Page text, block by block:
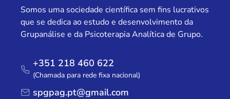
Somos uma sociedade científica sem fins lucrativos
que se dedica ao estudo e desenvolvimento da
Grupanálise e da Psicoterapia Analítica de Grupo.
+351 218 460 622
(Chamada para rede fixa nacional)
spgpag.pt@gmail.com